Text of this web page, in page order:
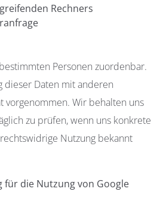
Rechners
Personen zuordenbar.
dieser Daten mit anderen
vorgenommen. Wir behalten uns
zu prüfen, wenn uns konkrete
Nutzung bekannt
die Nutzung von Google